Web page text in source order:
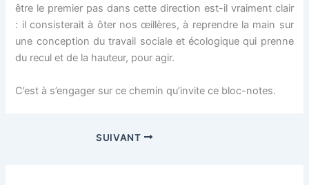
être le premier pas dans cette direction est-il vraiment clair
: il consisterait à ôter nos œillères, à reprendre la main sur
une conception du travail sociale et écologique qui prenne
du recul et de la hauteur, pour agir.
C’est à s’engager sur ce chemin qu’invite ce bloc-notes.
SUIVANT